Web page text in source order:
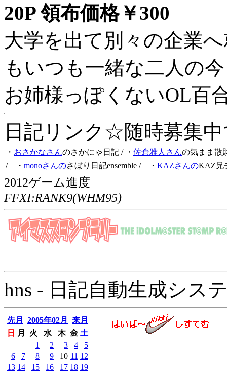
20P 領布価格￥300
大学を出て別々の企業
もいつも一緒な二人の
お姉様っぽくないOL百
日記リンク☆随時募集
・ おさかなさんのさかにゃ日記 / ・ 佐倉雅人さんの気まま散
/ ・ monoさんのさぼり日記ensemble / ・ KAZさんのKAZ兄
2012ゲーム進度
FFXI:RANK9(WHM95)
hns - 日記自動生成シス
先月 2005年02月
来月
日
月 火 水 木 金 土
1
2 3 4
5
6
7 8 9 10 11 12
13 14 15 16 17 18 19